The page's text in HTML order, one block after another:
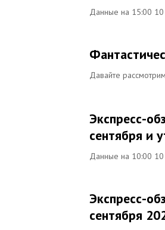
Данные на 15:00 10
Давайте
Экспресс-
сентября и
Данные на 10:00 10
Экспресс-
сентября